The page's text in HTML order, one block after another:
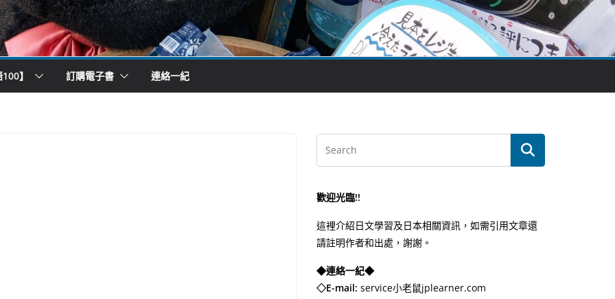
】 訂購電子書 連絡一紀
歡迎光臨!!
這裡介紹日文學習及日本相關資訊，如需引用文章還
請註明作者和出處，謝謝。
◆連絡一紀◆
◇E-mail: service小老鼠jplearner.com